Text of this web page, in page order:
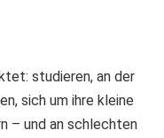
studieren, an der
sich um ihre kleine
– und an schlechten